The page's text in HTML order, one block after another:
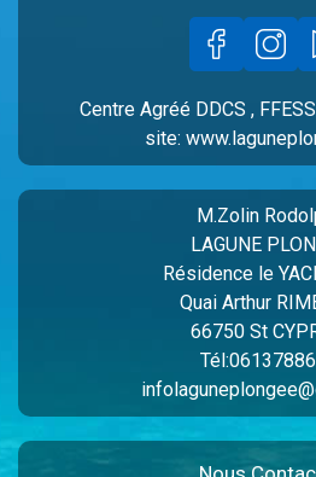
Centre Agréé DDCS ,
site:
M.Zolin
LAGUNE
Résidence le
Quai Arthur
66750 St